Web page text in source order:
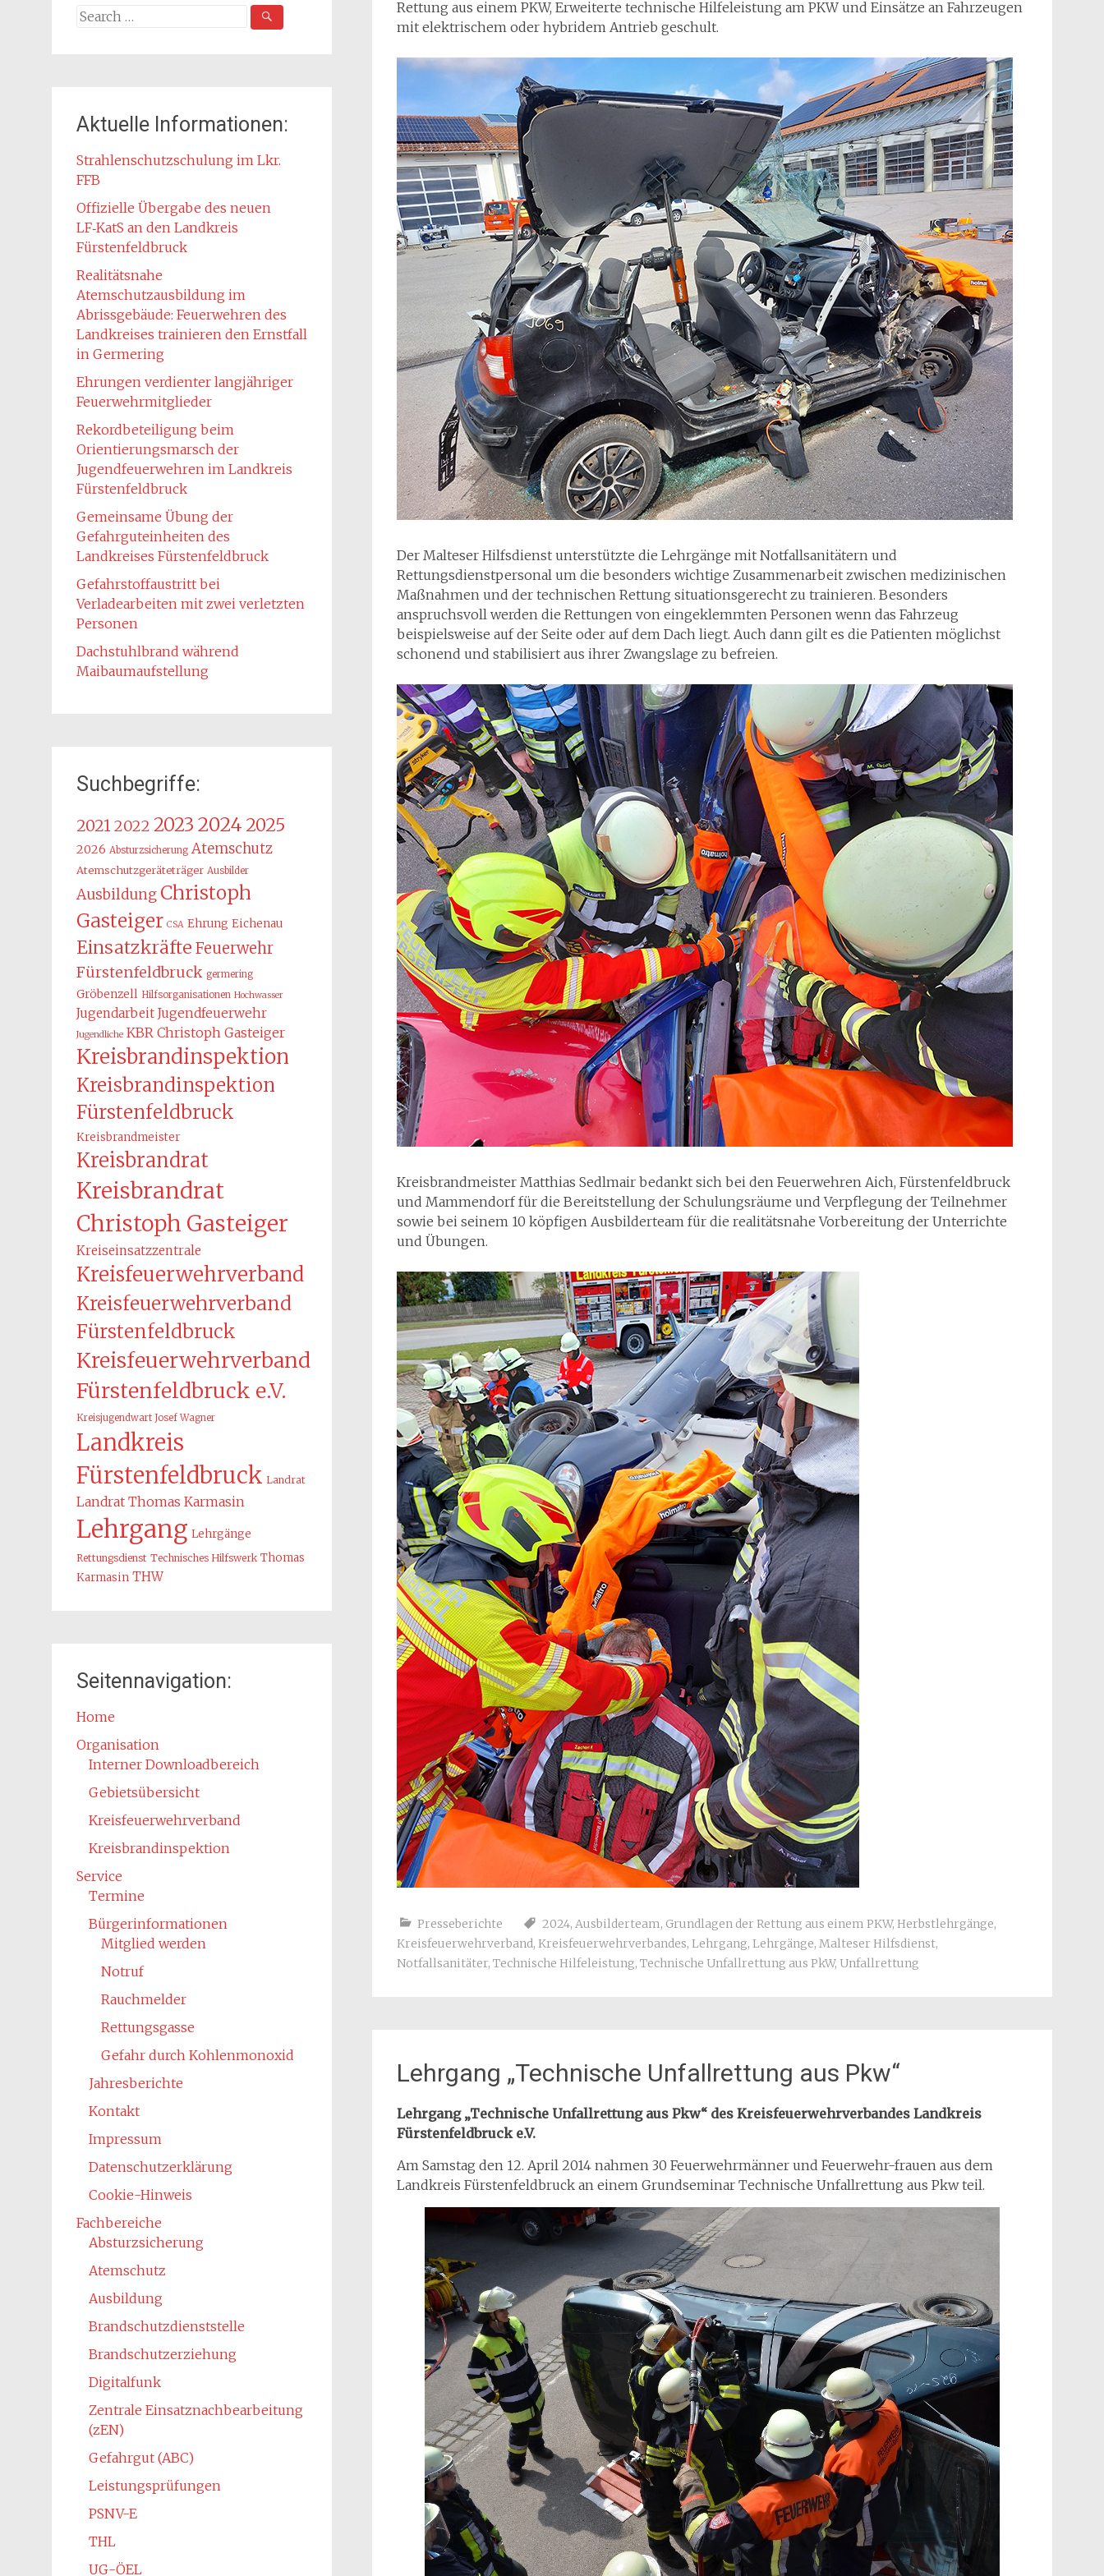
Rettung aus einem PKW, Erweiterte technische Hilfeleistung am PKW und Einsätze an Fahrzeugen
mit elektrischem oder hybridem Antrieb geschult.
Der Malteser Hilfsdienst unterstützte die Lehrgänge mit Notfallsanitätern und
Rettungsdienstpersonal um die besonders wichtige Zusammenarbeit zwischen medizinischen
Maßnahmen und der technischen Rettung situationsgerecht zu trainieren. Besonders
anspruchsvoll werden die Rettungen von eingeklemmten Personen wenn das Fahrzeug
beispielsweise auf der Seite oder auf dem Dach liegt. Auch dann gilt es die Patienten möglichst
schonend und stabilisiert aus ihrer Zwangslage zu befreien.
Kreisbrandmeister Matthias Sedlmair bedankt sich bei den Feuerwehren Aich, Fürstenfeldbruck
und Mammendorf für die Bereitstellung der Schulungsräume und Verpflegung der Teilnehmer
sowie bei seinem 10 köpfigen Ausbilderteam für die realitätsnahe Vorbereitung der Unterrichte
und Übungen.
Presseberichte 2024, Ausbilderteam, Grundlagen der Rettung aus einem PKW, Herbstlehrgänge,
Kreisfeuerwehrverband, Kreisfeuerwehrverbandes, Lehrgang, Lehrgänge, Malteser Hilfsdienst,
Notfallsanitäter, Technische Hilfeleistung, Technische Unfallrettung aus PkW, Unfallrettung
Lehrgang „Technische Unfallrettung aus Pkw“
Lehrgang „Technische Unfallrettung aus Pkw“ des Kreisfeuerwehrverbandes Landkreis
Fürstenfeldbruck e.V.
Am Samstag den 12. April 2014 nahmen 30 Feuerwehrmänner und Feuerwehr-frauen aus dem
Landkreis Fürstenfeldbruck an einem Grundseminar Technische Unfallrettung aus Pkw teil.
Search
Aktuelle Informationen:
Strahlenschutzschulung im Lkr.
FFB
Offizielle Übergabe des neuen
LF‑KatS an den Landkreis
Fürstenfeldbruck
Realitätsnahe
Atemschutzausbildung im
Abrissgebäude: Feuerwehren des
Landkreises trainieren den Ernstfall
in Germering
Ehrungen verdienter langjähriger
Feuerwehrmitglieder
Rekordbeteiligung beim
Orientierungsmarsch der
Jugendfeuerwehren im Landkreis
Fürstenfeldbruck
Gemeinsame Übung der
Gefahrguteinheiten des
Landkreises Fürstenfeldbruck
Gefahrstoffaustritt bei
Verladearbeiten mit zwei verletzten
Personen
Dachstuhlbrand während
Maibaumaufstellung
Suchbegriffe:
20212022 2023 2024 2025
2026 Absturzsicherung Atemschutz
Atemschutzgeräteträger Ausbilder
Ausbildung Christoph
Gasteiger CSA Ehrung Eichenau
Einsatzkräfte Feuerwehr
Fürstenfeldbruck germering
Gröbenzell Hilfsorganisationen Hochwasser
Jugendarbeit Jugendfeuerwehr
Jugendliche KBR Christoph Gasteiger
Kreisbrandinspektion
Kreisbrandinspektion
Fürstenfeldbruck
Kreisbrandmeister
Kreisbrandrat
Kreisbrandrat
Christoph Gasteiger
Kreiseinsatzzentrale
Kreisfeuerwehrverband
Kreisfeuerwehrverband
Fürstenfeldbruck
Kreisfeuerwehrverband
Fürstenfeldbruck e.V.
Kreisjugendwart Josef Wagner
Landkreis
Fürstenfeldbruck Landrat
Landrat Thomas Karmasin
Lehrgang Lehrgänge
Rettungsdienst Technisches Hilfswerk Thomas
Karmasin THW
Seitennavigation:
Home
Organisation
Interner Downloadbereich
Gebietsübersicht
Kreisfeuerwehrverband
Kreisbrandinspektion
Service
Termine
Bürgerinformationen
Mitglied werden
Notruf
Rauchmelder
Rettungsgasse
Gefahr durch Kohlenmonoxid
Jahresberichte
Kontakt
Impressum
Datenschutzerklärung
Cookie-Hinweis
Fachbereiche
Absturzsicherung
Atemschutz
Ausbildung
Brandschutzdienststelle
Brandschutzerziehung
Digitalfunk
Zentrale Einsatznachbearbeitung
(zEN)
Gefahrgut (ABC)
Leistungsprüfungen
PSNV-E
THL
UG-ÖEL